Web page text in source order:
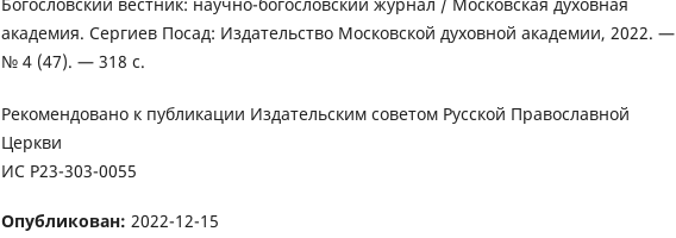
академия. Сергиев Посад: Издательство Московской духовной академии, 2022. —
№ 4 (47). — 318 с.
Рекомендовано к публикации Издательским советом Русской Православной
Церкви
ИС Р23-303-0055
Опубликован: 2022-12-15